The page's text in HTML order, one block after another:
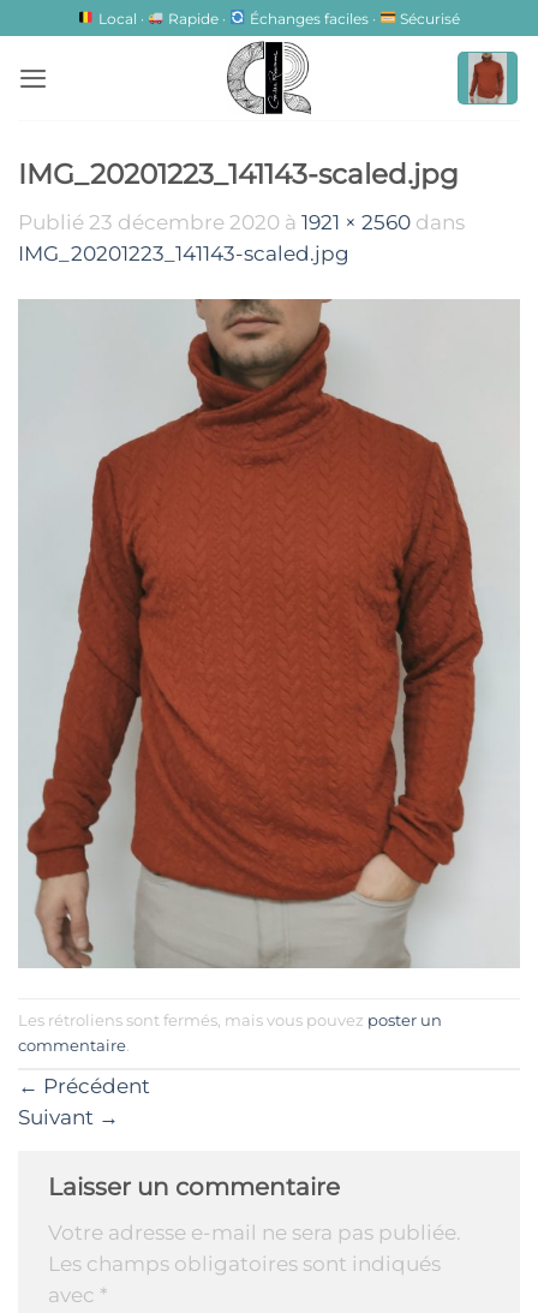
contenu
Local · Rapide · Échanges faciles · Sécurisé
IMG_20201223_141143-scaled.jpg
Publié 23 décembre 2020 à 1921 × 2560 dans
IMG_20201223_141143-scaled.jpg
Les rétroliens sont fermés, mais vous pouvez poster un
commentaire
← Précédent
Suivant →
Laisser un commentaire
Votre adresse e-mail ne sera pas publiée.
Les champs obligatoires sont indiqués
avec *